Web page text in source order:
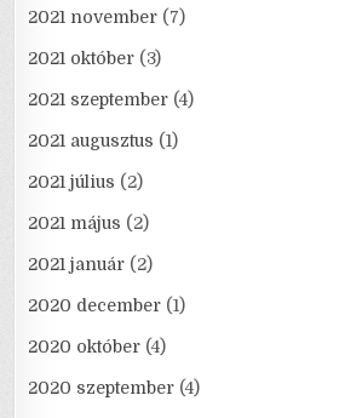
2021 november (7)
2021 október (3)
2021 szeptember (4)
2021 augusztus (1)
2021 július (2)
2021 május (2)
2021 január (2)
2020 december (1)
2020 október (4)
2020 szeptember (4)